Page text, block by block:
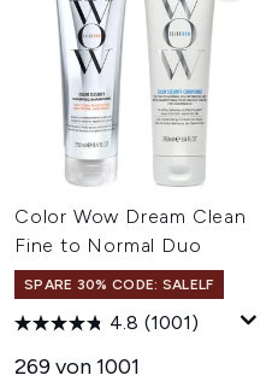
Color Wow Dream Clean
Fine to Normal Duo
SPARE 30% CODE: SALELF
4.8 (1001)
269 von 1001